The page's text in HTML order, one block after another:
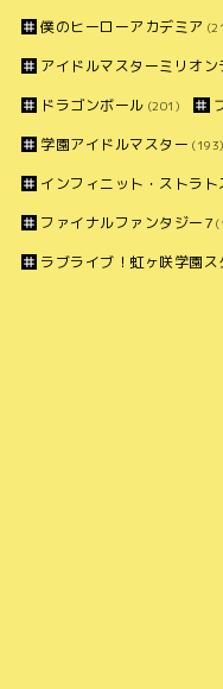
僕のヒーローアカデミア
アイドルマスターミリオン
ドラゴンボール (201)
学園アイドルマスター (193)
インフィニット・ストラト
ファイナルファンタジー7
ラブライブ！虹ヶ咲学園